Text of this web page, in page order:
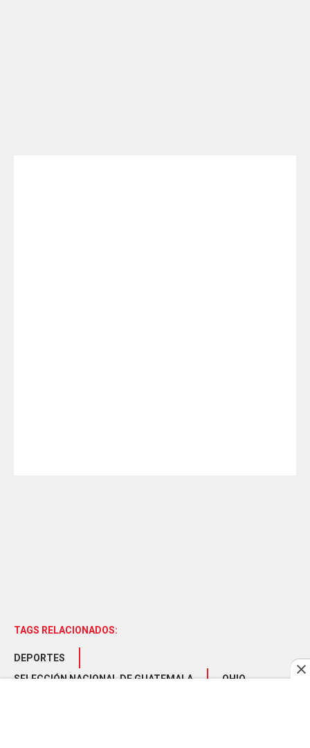
TAGS RELACIONADOS:
DEPORTES
SELECCIÓN NACIONAL DE GUATEMALA
OHIO